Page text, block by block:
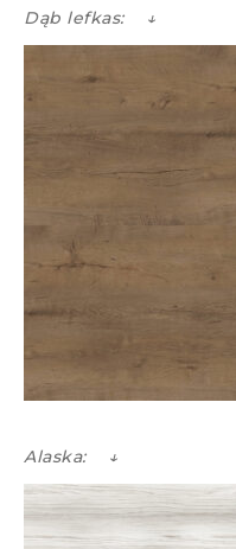
Dąb lefkas: ↓
Alaska: ↓